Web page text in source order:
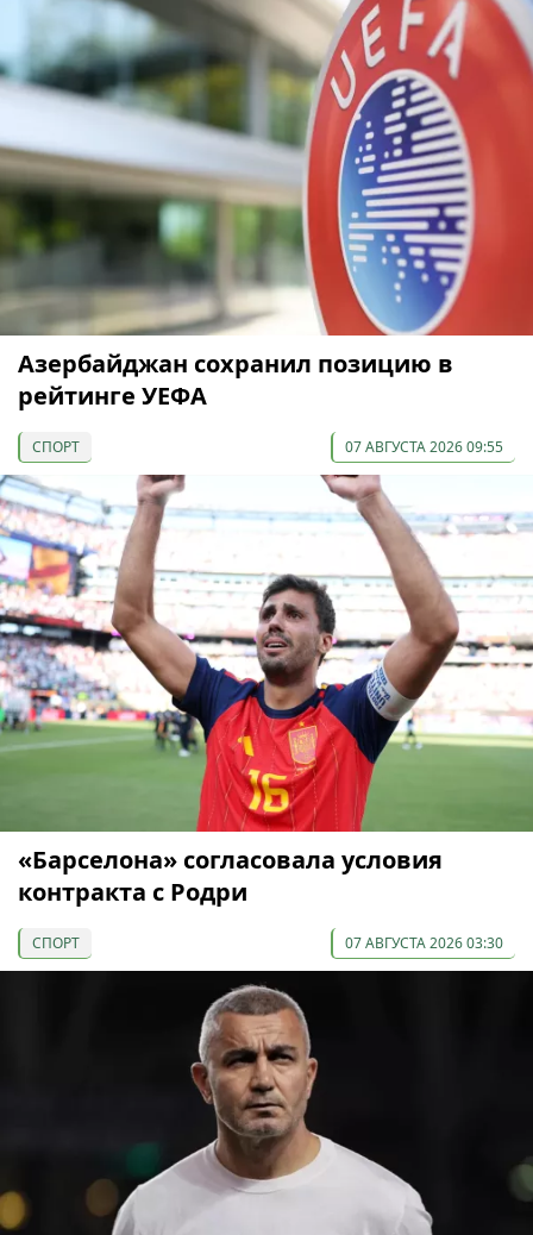
Азербайджан сохранил позицию в
рейтинге УЕФА
СПОРТ 07 АВГУСТА 2026 09:55
«Барселона» согласовала условия
контракта с Родри
СПОРТ 07 АВГУСТА 2026 03:30